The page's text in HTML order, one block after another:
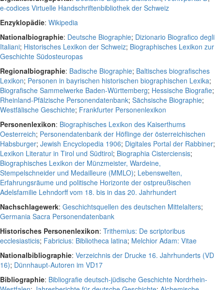
e-codices Virtuelle Handschriftenbibliothek der Schweiz
Enzyklopädie: Wikipedia
Nationalbiographie: Deutsche Biographie; Dizionario Biografico degli
Italiani; Historisches Lexikon der Schweiz; Biographisches Lexikon zur
Geschichte Südosteuropas
Regionalbiographie: Badische Biographie; Baltisches biografisches
Lexikon; Personen in bayrischen historischen biographischen Lexika;
Biografische Sammelwerke Baden-Württemberg; Hessische Biografie;
Rheinland-Pfälzische Personendatenbank; Sächsische Biographie;
Westfälische Geschichte; Frankfurter Personenlexikon
Personenlexikon: Biographisches Lexikon des Kaiserthums
Oesterreich; Personendatenbank der Höflinge der österreichischen
Habsburger; Jewish Encyclopedia 1906; Digitales Portal der Rabbiner;
Lexikon Literatur in Tirol und Südtirol; Biographia Cisterciensis;
Biographisches Lexikon der Münzmeister, Wardeine,
Stempelschneider und Medailleure (MMLO); Lebenswelten,
Erfahrungsräume und politische Horizonte der ostpreußischen
Adelsfamilie Lehndorff vom 18. bis in das 20. Jahrhundert
Nachschlagewerk: Geschichtsquellen des deutschen Mittelalters;
Germania Sacra Personendatenbank
Historisches Personenlexikon: Trithemius: De scriptoribus
ecclesiasticis; Fabricius: Bibliotheca latina; Melchior Adam: Vitae
Nationalbibliographie: Verzeichnis der Drucke 16. Jahrhunderts (VD
16); Dünnhaupt-Autoren im VD17
Bibliographie: Bibliografie deutsch-jüdische Geschichte Nordrhein-